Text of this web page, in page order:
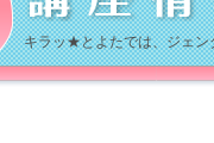
キラッ★とよたでは、ジェン